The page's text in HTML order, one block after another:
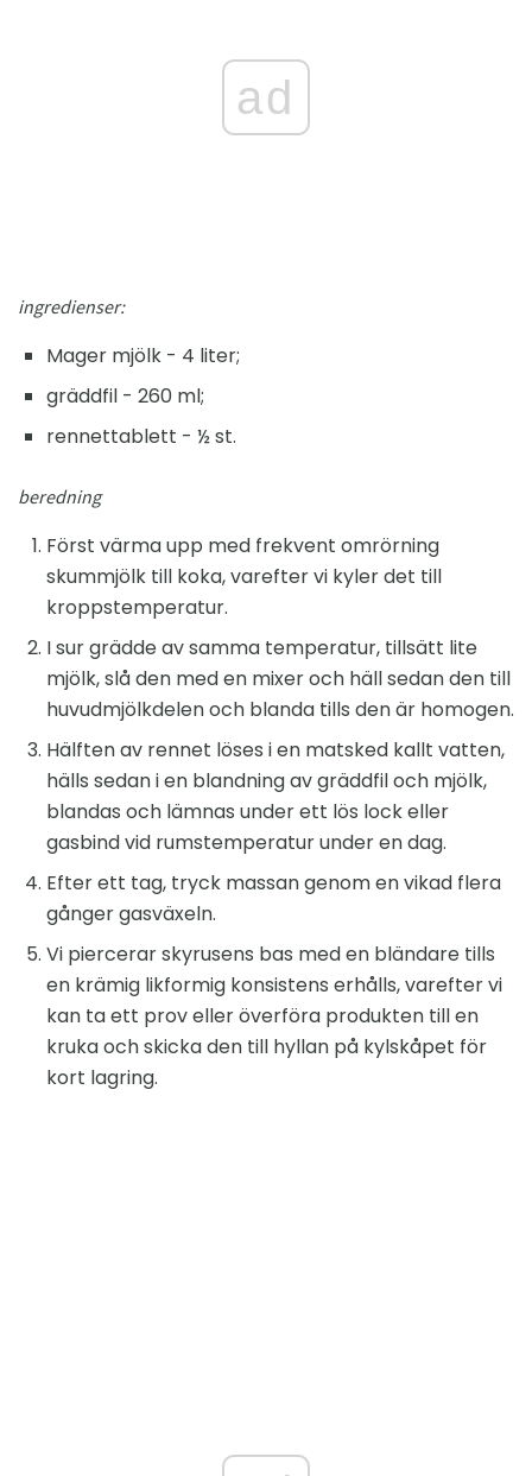
ad
ingredienser:
Mager mjölk - 4 liter;
gräddfil - 260 ml;
rennettablett - ½ st.
beredning
Först värma upp med frekvent omrörning
skummjölk till koka, varefter vi kyler det till
kroppstemperatur.
I sur grädde av samma temperatur, tillsätt lite
mjölk, slå den med en mixer och häll sedan den till
huvudmjölkdelen och blanda tills den är homogen.
Hälften av rennet löses i en matsked kallt vatten,
hälls sedan i en blandning av gräddfil och mjölk,
blandas och lämnas under ett lös lock eller
gasbind vid rumstemperatur under en dag.
Efter ett tag, tryck massan genom en vikad flera
gånger gasväxeln.
Vi piercerar skyrusens bas med en bländare tills
en krämig likformig konsistens erhålls, varefter vi
kan ta ett prov eller överföra produkten till en
kruka och skicka den till hyllan på kylskåpet för
kort lagring.